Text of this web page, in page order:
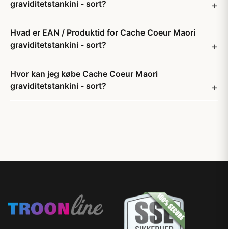
graviditetstankini - sort?
Hvad er EAN / Produktid for Cache Coeur Maori
graviditetstankini - sort?
Hvor kan jeg købe Cache Coeur Maori
graviditetstankini - sort?